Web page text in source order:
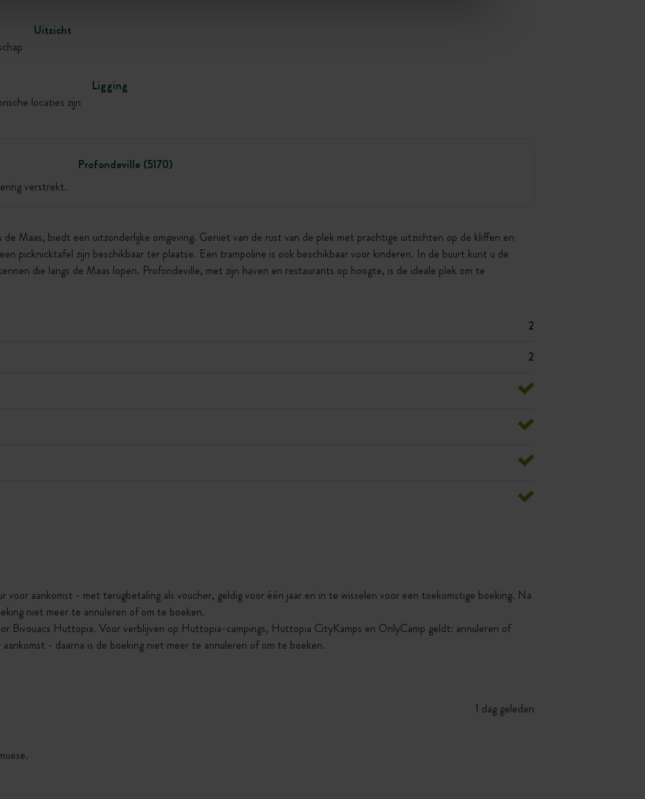
Uitzicht
Ligging
locaties zijn
Profondeville (5170)
verstrekt.
de Maas, biedt een uitzonderlijke omgeving. Geniet van de rust van de plek met prachtige uitzichten op de kliffen en
picknicktafel zijn beschikbaar ter plaatse. Een trampoline is ook beschikbaar voor kinderen. In de buurt kunt u de
die langs de Maas lopen. Profondeville, met zijn haven en restaurants op hoogte, is de ideale plek om te
2
2
voor aankomst - met terugbetaling als voucher, geldig voor één jaar en in te wisselen voor een toekomstige boeking. Na
niet meer te annuleren of om te boeken.
Bivouacs Huttopia. Voor verblijven op Huttopia-campings, Huttopia CityKamps en OnlyCamp geldt: annuleren of
- daarna is de boeking niet meer te annuleren of om te boeken.
1 dag geleden